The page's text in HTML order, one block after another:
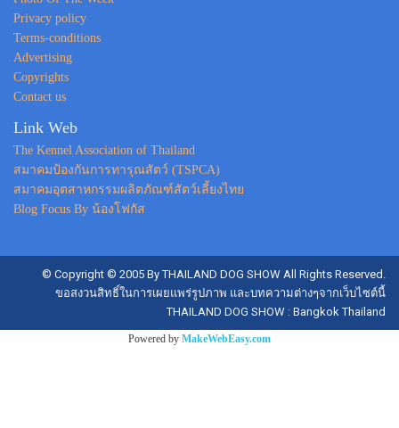
Privacy policy
Terms-conditions
Advertising
Copyrights
Contact us
Link Web
The Kennel Association of Thailand
สมาคมป้องกันการทารุณสัตว์ (TSPCA)
สมาคมอุตสาหกรรมผลิตภัณฑ์สัตว์เลี้ยงไทย
Blog Focus By น้องโฟกัส
© Copyright © 2005 By THAILAND DOG SHOW All Rights Reserved.
ขอสงวนสิทธิ์ในการเผยแพร่รูปภาพ และบทความต่างๆจากเว็บไซต์นี้
THAILAND DOG SHOW : Bangkok Thailand
Powered by MakeWebEasy.com